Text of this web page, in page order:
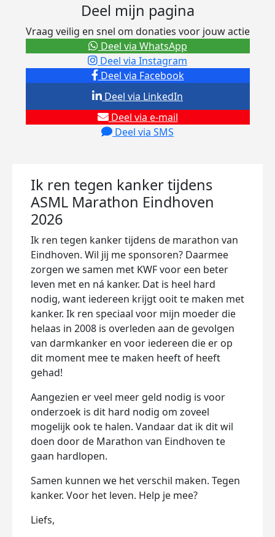
Deel mijn pagina
Vraag veilig en snel om donaties voor jouw actie
Deel via Facebook
Deel via Instagram
Deel via e-mail
Deel via SMS
Deel via LinkedIn
Deel via WhatsApp
Ik ren tegen kanker tijdens
ASML Marathon Eindhoven
2026
Ik ren tegen kanker tijdens de marathon van
Eindhoven. Wil jij me sponsoren? Daarmee
zorgen we samen met KWF voor een beter
leven met en ná kanker. Dat is heel hard
nodig, want iedereen krijgt ooit te maken met
kanker. Ik ren speciaal voor mijn moeder die
helaas in 2008 is overleden aan de gevolgen
van darmkanker en voor iedereen die er op
dit moment mee te maken heeft of heeft
gehad!
Aangezien er veel meer geld nodig is voor
onderzoek is dit hard nodig om zoveel
mogelijk ook te halen. Vandaar dat ik dit wil
doen door de Marathon van Eindhoven te
gaan hardlopen.
Samen kunnen we het verschil maken. Tegen
kanker. Voor het leven. Help je mee?
Liefs,